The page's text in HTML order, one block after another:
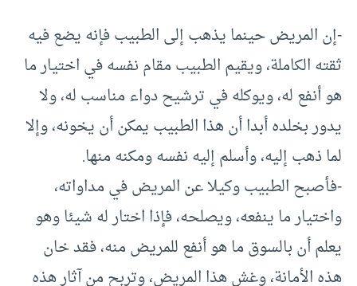
-إن المريض حينما يذهب إلى الطبيب فإنه يضع فيه
ثقته الكاملة، ويقيم الطبيب مقام نفسه في اختيار ما
هو أنفع له، ويوكله في ترشيح دواء مناسب له، ولا
يدور بخلده أبدا أن هذا الطبيب يمكن أن يخونه، وإلا
لما ذهب إليه، وأسلم إليه نفسه ومكنه منها.
-فأصبح الطبيب وكيلا عن المريض في مداواته،
واختيار ما ينفعه، ويصلحه، فإذا اختار له شيئا وهو
يعلم أن بالسوق ما هو أنفع للمريض منه، فقد خان
هذه الأمانة، وغش هذا المريض، وتربح من آثار هذه